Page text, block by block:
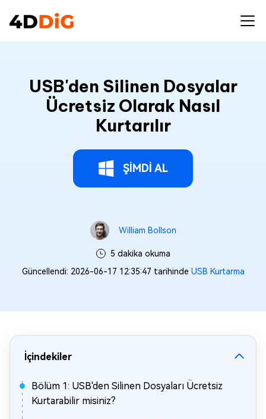
USB'den Silinen Dosyalar
Ücretsiz Olarak Nasıl
Kurtarılır
ŞİMDİ AL
William Bollson
5 dakika okuma
Güncellendi: 2026-06-17 12:35:47 tarihinde USB Kurtarma
İçindekiler
Bölüm 1: USB'den Silinen Dosyaları Ücretsiz
Kurtarabilir misiniz?